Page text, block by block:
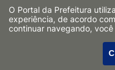
(17) 3465-0150
Funcionamento:
Das 08h às 17h
O Portal da Prefeitura
experiência, de acordo
continuar navegando,